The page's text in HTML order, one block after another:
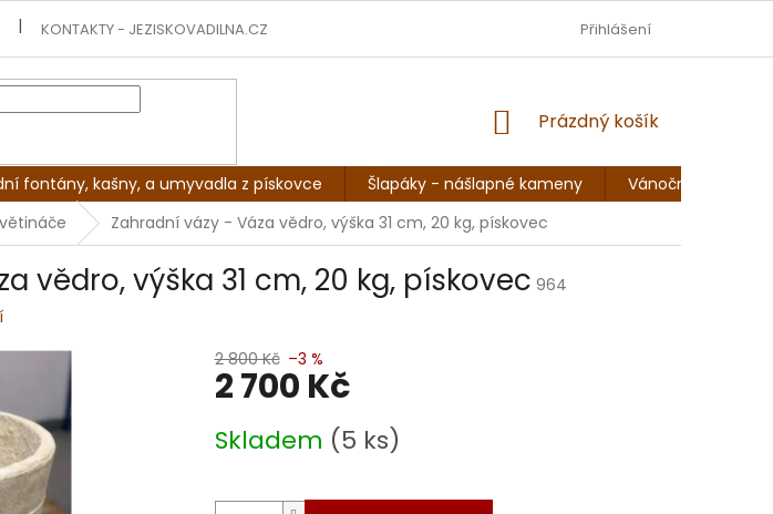
KONTAKTY - JEZISKOVADILNA.CZ OBCHODNÍ PODMÍNKY
Přihlášení
NÁKUPNÍ
Prázdný košík
fontány, kašny, a umyvadla z pískovce Šlapáky - nášlapné kameny
Vánoční sochy,
Zahradní vázy - Váza vědro, výška 31 cm, 20 kg, pískovec
vědro, výška 31 cm, 20 kg, pískovec 964
2 800 Kč –3 %
2 700 Kč
cena:
Skladem (5 ks)